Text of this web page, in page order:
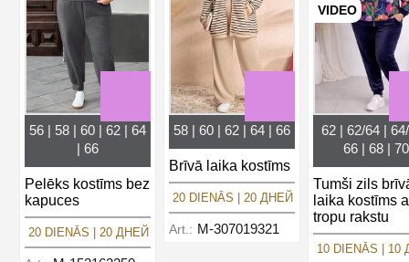
56 | 58 | 60 | 62 | 64
| 66
Pelēks kostīms bez
kapuces
20 DIENĀS | 20 ДНЕЙ
58 | 60 | 62 | 64 | 66
Brīvā laika kostīms
20 DIENĀS | 20 ДНЕЙ
Art.: M-307019321
VIDEO
62 | 62/64 |
66 | 68 | 70
Tumši zils
laika kostīms
tropu rakstu
10 DIENĀS | 10